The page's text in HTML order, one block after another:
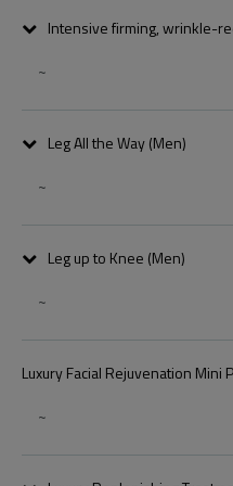
,irja meg nekünk,vagy hívjon
felszabadul időpontunk.
Intensive firming, wrinkle-
~
Leg All the Way (Men)
~
Leg up to Knee (Men)
~
Luxury Facial Rejuvenation Mini
~